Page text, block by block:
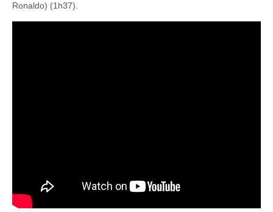
Ronaldo) (1h37).